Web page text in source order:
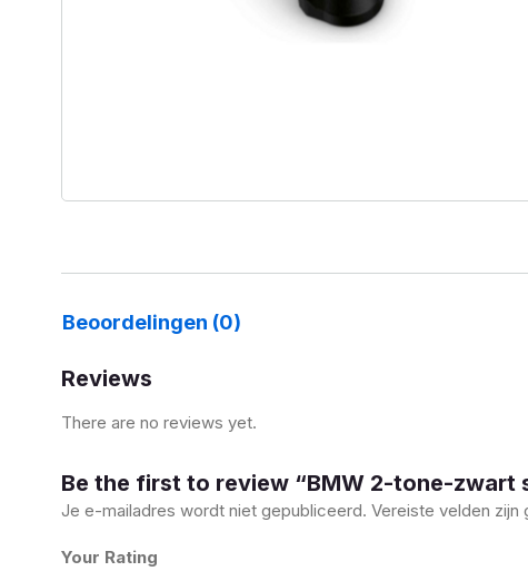
Beoordelingen (0)
Reviews
There are no reviews yet.
Be the first to review “BMW 2-tone-zwart
Je e-mailadres wordt niet gepubliceerd. Vereiste velden zijn
Your Rating